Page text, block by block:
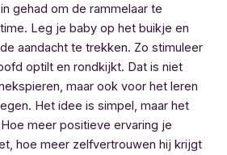
gehad om de rammelaar te
Leg je baby op het buikje en
aandacht te trekken. Zo stimuleer
optilt en rondkijkt. Dat is niet
maar ook voor het leren
Het idee is simpel, maar het
meer positieve ervaring je
hoe meer zelfvertrouwen hij krijgt